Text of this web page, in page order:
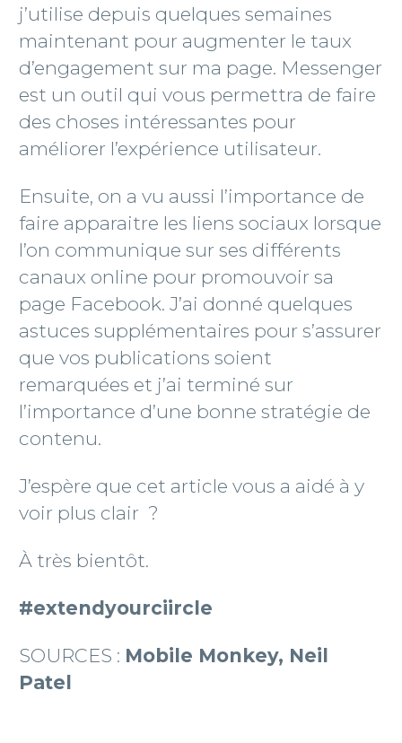
j’utilise depuis quelques semaines
maintenant pour augmenter le taux
d’engagement sur ma page. Messenger
est un outil qui vous permettra de faire
des choses intéressantes pour
améliorer l’expérience utilisateur.
Ensuite, on a vu aussi l’importance de
faire apparaitre les liens sociaux lorsque
l’on communique sur ses différents
canaux online pour promouvoir sa
page Facebook. J’ai donné quelques
astuces supplémentaires pour s’assurer
que vos publications soient
remarquées et j’ai terminé sur
l’importance d’une bonne stratégie de
contenu.
J’espère que cet article vous a aidé à y
voir plus clair ?
À très bientôt.
#extendyourciircle
SOURCES : Mobile Monkey, Neil
Patel